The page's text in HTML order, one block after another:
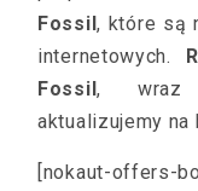
Fossil, które są
internetowych.
Fossil, wraz
aktualizujemy na
[nokaut-